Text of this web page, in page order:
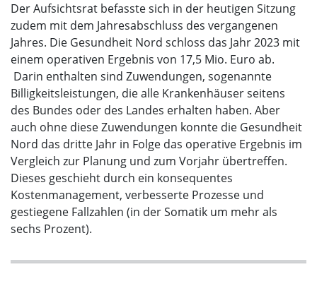
Der Aufsichtsrat befasste sich in der heutigen Sitzung
zudem mit dem Jahresabschluss des vergangenen
Jahres. Die Gesundheit Nord schloss das Jahr 2023 mit
einem operativen Ergebnis von 17,5 Mio. Euro ab.
Darin enthalten sind Zuwendungen, sogenannte
Billigkeitsleistungen, die alle Krankenhäuser seitens
des Bundes oder des Landes erhalten haben. Aber
auch ohne diese Zuwendungen konnte die Gesundheit
Nord das dritte Jahr in Folge das operative Ergebnis im
Vergleich zur Planung und zum Vorjahr übertreffen.
Dieses geschieht durch ein konsequentes
Kostenmanagement, verbesserte Prozesse und
gestiegene Fallzahlen (in der Somatik um mehr als
sechs Prozent).